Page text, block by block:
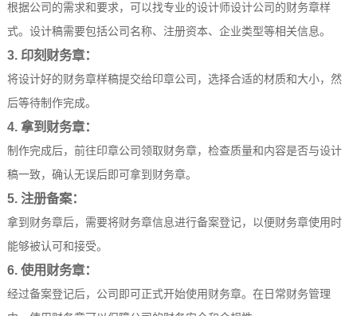
根据公司的需求和要求，可以找专业的设计师设计公司的财务章样
式。设计稿需要包括公司名称、注册资本、企业类型等相关信息。
3. 印刻财务章：
将设计好的财务章样稿提交给印章公司，选择合适的材质和大小，然
后等待制作完成。
4. 拿到财务章：
制作完成后，前往印章公司领取财务章，检查质量和内容是否与设计
稿一致，确认无误后即可拿到财务章。
5. 注册备案：
拿到财务章后，需要将财务章信息进行备案登记，以便财务章使用时
能够被认可和接受。
6. 使用财务章：
经过备案登记后，公司即可正式开始使用财务章。在日常财务管理